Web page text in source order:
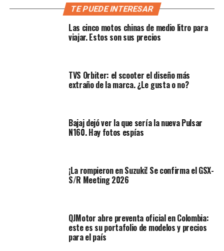
Igual que sus hermanas BMW G 310 R y G 310 GS,la
deportiva se ha desarrollado junto al fabricante
indio TVS Motor Company. No en vano,la BMW G
310 RR comparte gran parte de la base y
5 recomendaciones para comprar
Esta primera edición de la BMW G 310 RR se ofrece en
una combinación de blanco, azul y rojo, típicos de la
Las diferencias con los otros dos modelos de la gama
310 están principalmente en el carenado completo
típico de las RR con una estudiada aerodinámica y que
TE PUEDE INTERESAR
Las cinco motos chinas de medio litro para
viajar. Estos son sus precios
TVS Orbiter: el scooter el diseño más
extraño de la marca. ¿Le gusta o no?
Bajaj dejó ver la que sería la nueva Pulsar
N160. Hay fotos espías
¡La rompieron en Suzuki! Se confirma el GSX-
S/R Meeting 2026
QJMotor abre preventa oficial en Colombia:
este es su portafolio de modelos y precios
para el país